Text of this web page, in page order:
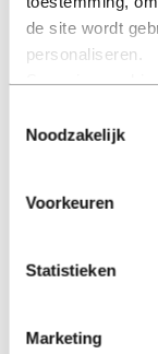
de site wordt
personaliseren.
advertenties.
gebruik van
verzameld via
is de
die door hun
Noodzakelijk
Voorkeuren
Statistieken
Marketing
Ontmoet onze